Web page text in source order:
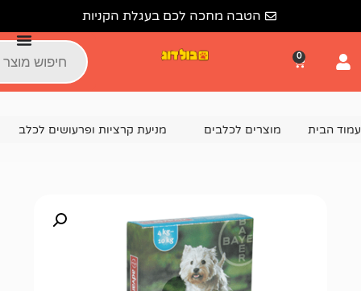
הטבה מחכה לכם בעגלת הקניות
לכלבים מניעת קרציות ופרעושים לכלב אדוונטיקס (ADVANTIX) לכלבים קטנים – 4 עד 10 ק"ג